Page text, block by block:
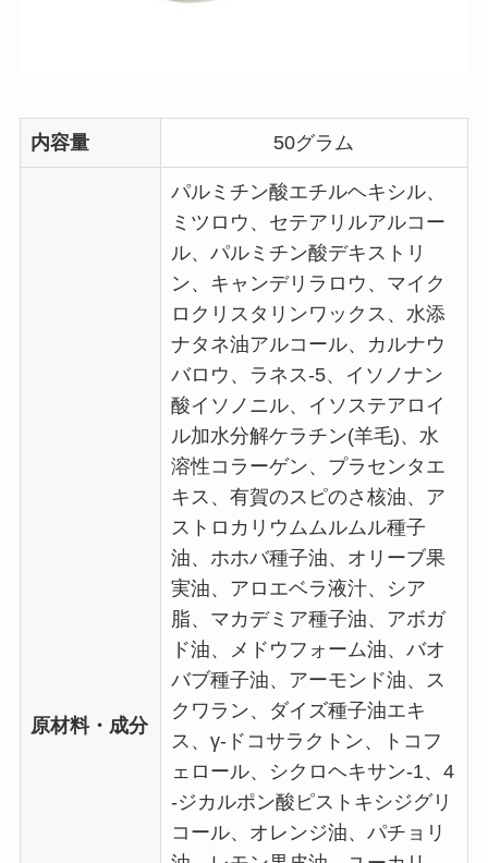
内容量 50グラム
原材料・成分
パルミチン酸エチルヘキシル、
ミツロウ、セテアリルアルコー
ル、パルミチン酸デキストリ
ン、キャンデリラロウ、マイク
ロクリスタリンワックス、水添
ナタネ油アルコール、カルナウ
バロウ、ラネス-5、イソノナン
酸イソノニル、イソステアロイ
ル加水分解ケラチン(羊毛)、水
溶性コラーゲン、プラセンタエ
キス、有賀のスピのさ核油、ア
ストロカリウムムルムル種子
油、ホホバ種子油、オリーブ果
実油、アロエベラ液汁、シア
脂、マカデミア種子油、アボガ
ド油、メドウフォーム油、バオ
バブ種子油、アーモンド油、ス
クワラン、ダイズ種子油エキ
ス、γ-ドコサラクトン、トコフ
ェロール、シクロヘキサン-1、4
-ジカルポン酸ピストキシジグリ
コール、オレンジ油、パチョリ